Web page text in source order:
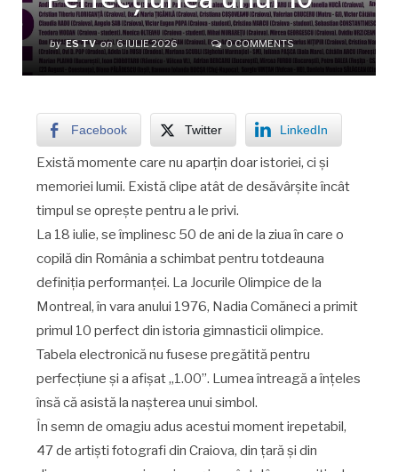
by ES TV on 6 IULIE 2026 0 COMMENTS
Facebook Twitter LinkedIn
Există momente care nu aparțin doar istoriei, ci și
memoriei lumii. Există clipe atât de desăvârșite încât
timpul se oprește pentru a le privi.
La 18 iulie, se împlinesc 50 de ani de la ziua în care o
copilă din România a schimbat pentru totdeauna
definiția performanței. La Jocurile Olimpice de la
Montreal, în vara anului 1976, Nadia Comăneci a primit
primul 10 perfect din istoria gimnasticii olimpice.
Tabela electronică nu fusese pregătită pentru
perfecțiune și a afișat „1.00”. Lumea întreagă a înțeles
însă că asistă la nașterea unui simbol.
În semn de omagiu adus acestui moment irepetabil,
47 de artiști fotografi din Craiova, din țară și din